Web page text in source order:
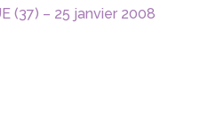
(37) – 25 janvier 2008